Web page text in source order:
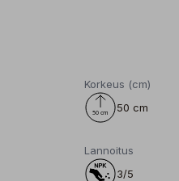
Korkeus (cm)
50 cm
Lannoitus
3/5